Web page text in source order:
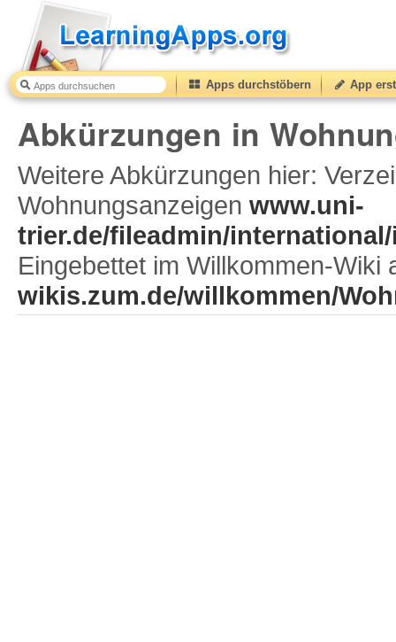
Apps durchstöbern App
Abkürzungen in
Weitere Abkürzungen hier:
Wohnungsanzeigen www.uni-
trier.de/fileadmin/
Eingebettet im Willkommen-Wiki
wikis.zum.de/willkommen/
Abkürzungen in Wohnungsanzeigen: A1 / A2 45(from